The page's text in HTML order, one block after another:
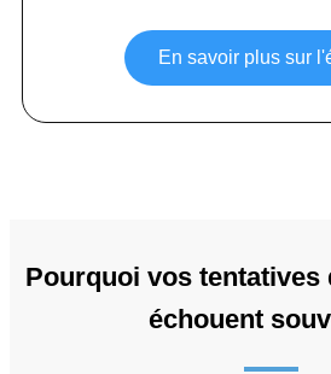
En savoir plus sur
Pourquoi vos tentatives
échouent